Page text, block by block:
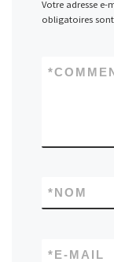
Votre adresse e-
obligatoires
*
NOM
*
E-MAIL
*